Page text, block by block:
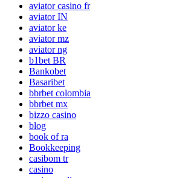
aviator casino fr
aviator IN
aviator ke
aviator mz
aviator ng
b1bet BR
Bankobet
Basaribet
bbrbet colombia
bbrbet mx
bizzo casino
blog
book of ra
Bookkeeping
casibom tr
casino